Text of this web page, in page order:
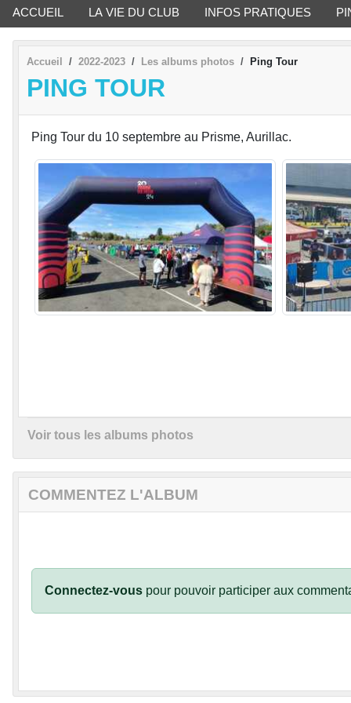
ACCUEIL LA VIE DU CLUB INFOS PRATIQUES
Accueil 2022-2023 Les albums photos Ping Tour
PING TOUR
Ping Tour du 10 septembre au Prisme, Aurillac.
Voir tous les albums photos
COMMENTEZ L'ALBUM
Connectez-vous pour pouvoir participer aux